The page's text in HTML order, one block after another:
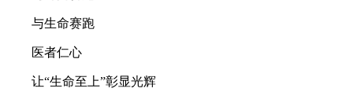
与生命赛跑
医者仁心
让“生命至上”彰显光辉